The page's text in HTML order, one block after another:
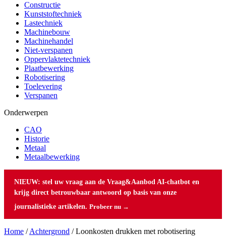
Constructie
Kunststoftechniek
Lastechniek
Machinebouw
Machinehandel
Niet-verspanen
Oppervlaktetechniek
Plaatbewerking
Robotisering
Toelevering
Verspanen
Onderwerpen
CAO
Historie
Metaal
Metaalbewerking
NIEUW: stel uw vraag aan de Vraag&Aanbod AI-chatbot en
krijg direct betrouwbaar antwoord op basis van onze
journalistieke artikelen. Probeer nu →
Home /Achtergrond /Loonkosten drukken met robotisering